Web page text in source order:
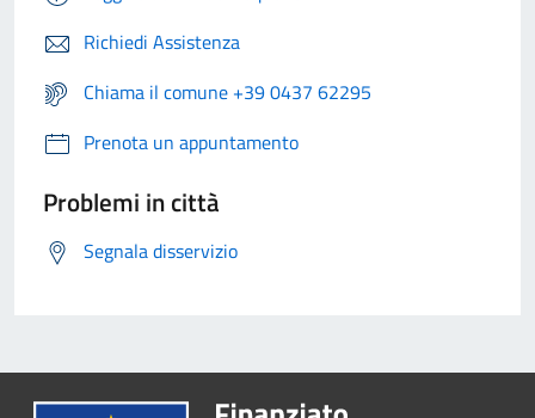
Richiedi Assistenza
Chiama il comune +39 0437 62295
Prenota un appuntamento
Problemi in città
Segnala disservizio